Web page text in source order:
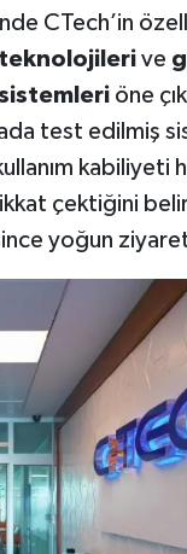
CTech’in
ve
öne
test edilmiş
kabiliyeti
çektiğini
yoğun ziyaret